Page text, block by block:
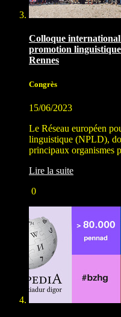
Colloque
promotion
Rennes
Congrès
15/06/2023
Le Réseau européen
linguistique (NPLD),
principaux organismes
Lire la suite
0